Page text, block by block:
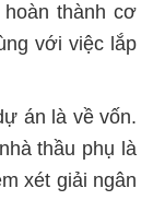
thành cơ
với việc lắp
án là về vốn.
thầu phụ là
xét giải ngân